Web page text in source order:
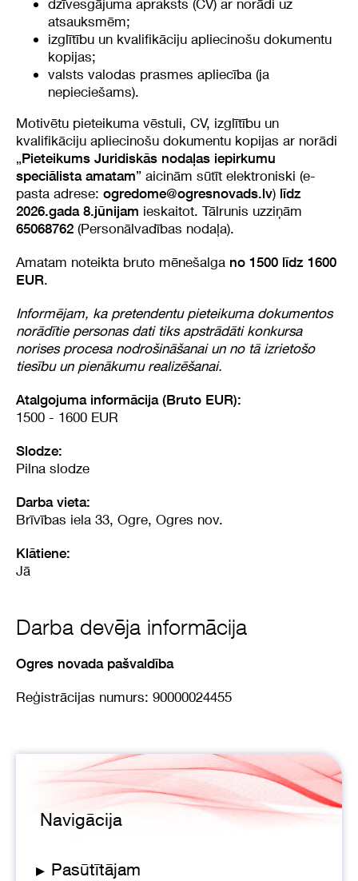
dzīvesgājuma apraksts (CV) ar norādi uz
atsauksmēm;
izglītību un kvalifikāciju apliecinošu dokumentu
kopijas;
valsts valodas prasmes apliecība (ja
nepieciešams).
Motivētu pieteikuma vēstuli, CV, izglītību un
kvalifikāciju apliecinošu dokumentu kopijas ar norādi
„Pieteikums Juridiskās nodaļas iepirkumu
speciālista amatam” aicinām sūtīt elektroniski (e-
pasta adrese: ogredome@ogresnovads.lv) līdz
2026.gada 8.jūnijam ieskaitot. Tālrunis uzziņām
65068762 (Personālvadības nodaļa).
Amatam noteikta bruto mēnešalga no 1500 līdz 1600
EUR.
Informējam, ka pretendentu pieteikuma dokumentos
norādītie personas dati tiks apstrādāti konkursa
norises procesa nodrošināšanai un no tā izrietošo
tiesību un pienākumu realizēšanai.
Atalgojuma informācija (Bruto EUR):
1500 - 1600 EUR
Slodze:
Pilna slodze
Darba vieta:
Brīvības iela 33, Ogre, Ogres nov.
Klātiene:
Jā
Darba devēja informācija
Ogres novada pašvaldība
Reģistrācijas numurs: 90000024455
Navigācija
▸ Pasūtītājam